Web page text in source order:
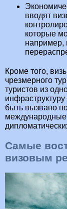
вводят
которые
например,
Кроме того,
чрезмерного
туристов из
быть вызвано
международные
Самые
визовым